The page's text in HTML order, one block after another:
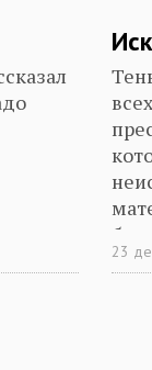
23